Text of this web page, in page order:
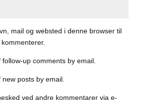
mail og websted i denne browser til
follow-up comments by email.
posts by email.
ved andre kommentarer via e-